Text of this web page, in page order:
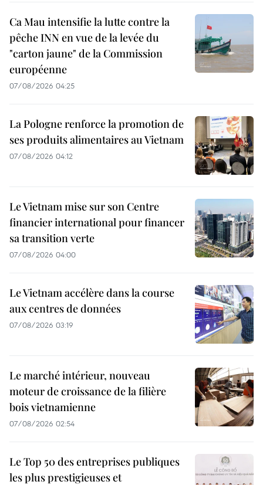
Ca Mau intensifie la lutte contre la
pêche INN en vue de la levée du
"carton jaune" de la Commission
européenne
07/08/2026 04:25
La Pologne renforce la promotion de
ses produits alimentaires au Vietnam
07/08/2026 04:12
Le Vietnam mise sur son Centre
financier international pour financer
sa transition verte
07/08/2026 04:00
Le Vietnam accélère dans la course
aux centres de données
07/08/2026 03:19
Le marché intérieur, nouveau
moteur de croissance de la filière
bois vietnamienne
07/08/2026 02:54
Le Top 50 des entreprises publiques
les plus prestigieuses et